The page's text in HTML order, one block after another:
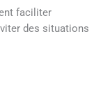
faciliter
des situations